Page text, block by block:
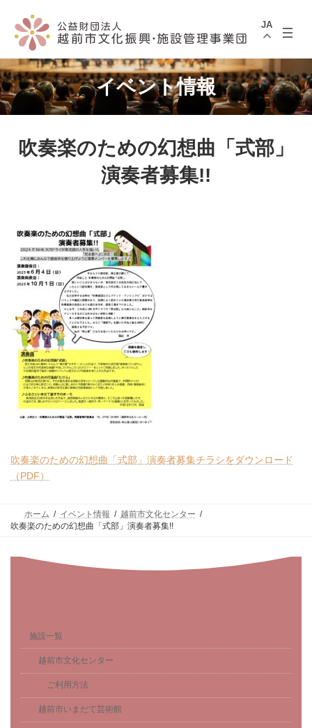
へ
ス
キ
ッ
プ
ョ
ン
に
移
動
JA
イベント情報
吹奏楽のための幻想曲「式部」
演奏者募集!!
吹奏楽のための幻想曲「式部」演奏者募集チラシをダウンロード
（PDF）
ホーム イベント情報
越前市文化センター
吹奏楽のための幻想曲「式部」演奏者募集!!
施設一覧
越前市文化センター
ご利用方法
越前市いまだて芸術館